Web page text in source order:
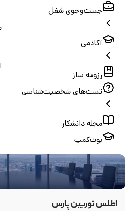
جست‌و‌جوی شغل
آکادمی
رزومه ساز
تست‌های شخصیت‌شناسی
مجله دانشکار
بوت‌کمپ
اطلس توربین پارس